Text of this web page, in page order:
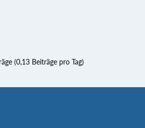
(0,13 Beiträge pro Tag)